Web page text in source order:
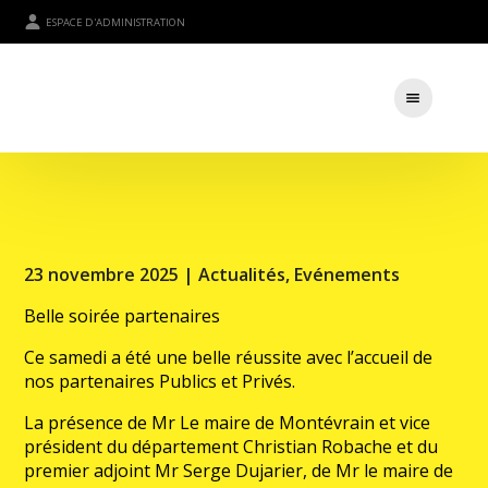
ESPACE D'ADMINISTRATION
23 novembre 2025 |Actualités, Evénements
Belle soirée partenaires
Ce samedi a été une belle réussite avec l’accueil de
nos partenaires Publics et Privés.
La présence de Mr Le maire de Montévrain et vice
président du département Christian Robache et du
premier adjoint Mr Serge Dujarier, de Mr le maire de